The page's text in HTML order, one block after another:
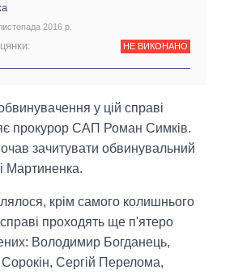
2016 р.
НЕ ВИКОНАНО
у цій справі
прокурор САП Роман Симків.
зачитувати обвинувальний
Мартиненка.
крім самого колишнього
проходять ще п'ятеро
Володимир Богданець,
Сергій Перелома,